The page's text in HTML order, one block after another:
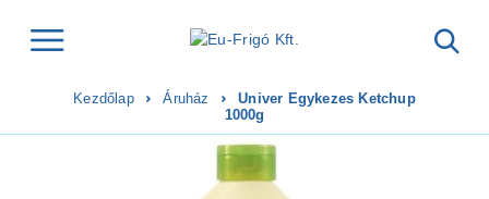
Kezdőlap Áruház
Univer Egykezes Ketchup
1000g